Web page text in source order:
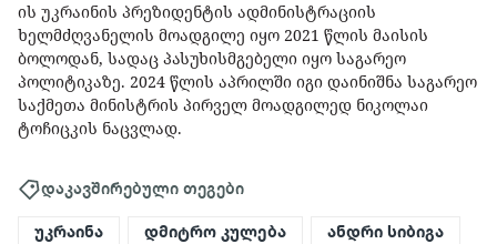
ის უკრაინის პრეზიდენტის ადმინისტრაციის
ხელმძღვანელის მოადგილე იყო 2021 წლის მაისის
ბოლოდან, სადაც პასუხისმგებელი იყო საგარეო
პოლიტიკაზე. 2024 წლის აპრილში იგი დაინიშნა საგარეო
საქმეთა მინისტრის პირველ მოადგილედ ნიკოლაი
ტოჩიცკის ნაცვლად.
დაკავშირებული თეგები
უკრაინა დმიტრო კულება ანდრი სიბიგა